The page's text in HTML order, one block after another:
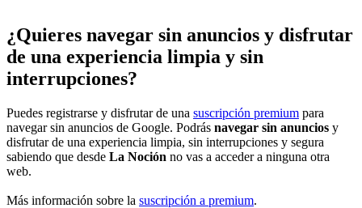
¿Quieres navegar sin anuncios y disfrutar
de una experiencia limpia y sin
interrupciones?
Puedes registrarse y disfrutar de una suscripción premium para
navegar sin anuncios de Google. Podrás navegar sin anuncios y
disfrutar de una experiencia limpia, sin interrupciones y segura
sabiendo que desde La Noción no vas a acceder a ninguna otra
web.
Más información sobre la suscripción a premium.